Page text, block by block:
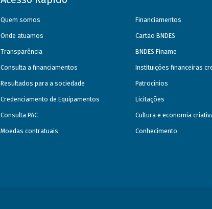
Quem somos
Onde atuamos
Transparência
Consulta a financiamentos
Resultados para a sociedade
Credenciamento de Equipamentos
Consulta PAC
Moedas contratuais
Financiamentos
Cartão BNDES
BNDES Finame
Instituições financeiras
Patrocínios
Licitações
Cultura e economia
Conhecimento